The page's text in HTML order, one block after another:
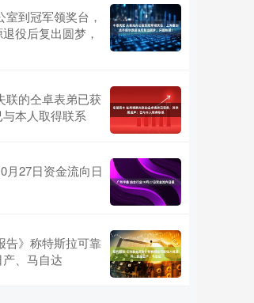
到冠军领奖台，
役后复出圆梦，
联的仝卓表弟已获
本人取得联系
月27日资金流向日
告》称特斯拉可靠
、马自达